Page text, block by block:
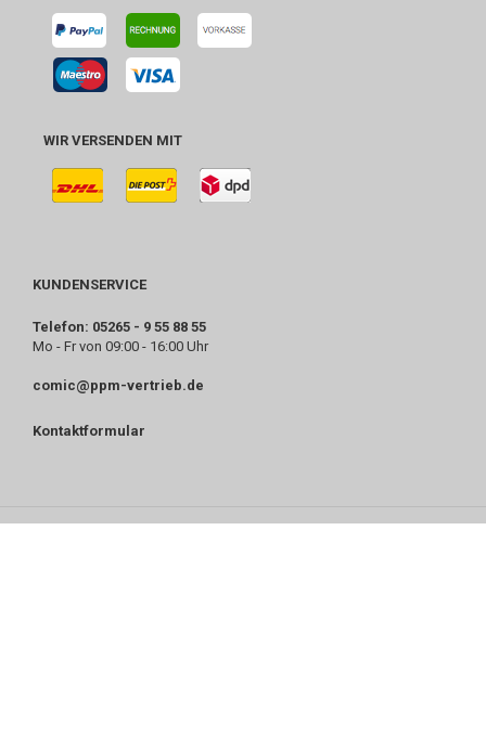
WIR VERSENDEN MIT
KUNDENSERVICE
Telefon: 05265 - 9 55 88 55
Mo - Fr von 09:00 - 16:00 Uhr
comic@ppm-vertrieb.de
Kontaktformular